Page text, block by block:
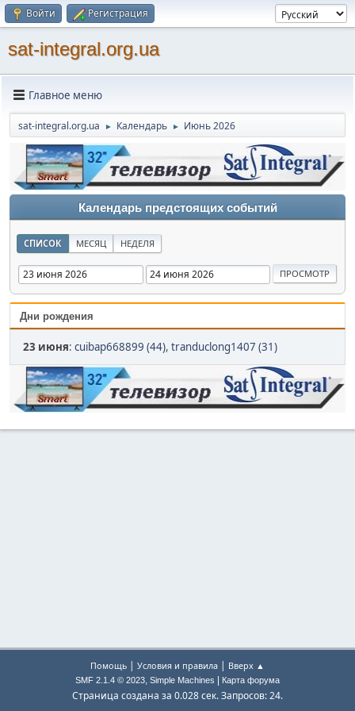
Войти Регистрация
sat-integral.org.ua
Главное меню
sat-integral.org.ua ► Календарь ► Июнь 2026
Календарь предстоящих событий
СПИСОК МЕСЯЦ НЕДЕЛЯ
Дни рождения
23 июня: cuibap668899 (44), tranduclong1407 (31)
Помощь | Условия и правила | Вверх ▲
SMF 2.1.4 © 2023, Simple Machines Карта форума
Страница создана за 0.028 сек. Запросов: 24.